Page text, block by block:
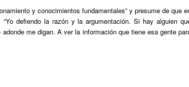
y conocimientos fundamentales” y presume de que
defiendo la razón y la argumentación. Si hay alguien
me digan. A ver la información que tiene esa gente